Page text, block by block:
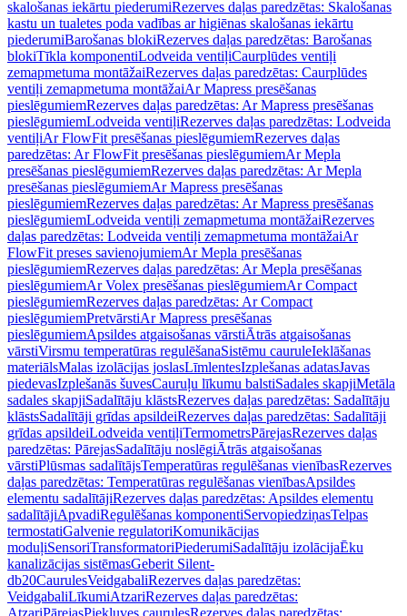
skalošanas iekārtu piederumiRezerves daļas paredzētas: Skalošanas
kastu un tualetes poda vadības ar higiēnas skalošanas iekārtu
piederumiBarošanas blokiRezerves daļas paredzētas: Barošanas
blokiTīkla komponentiLodveida ventiļiCaurplūdes ventiļi
zemapmetuma montāžaiRezerves daļas paredzētas: Caurplūdes
ventiļi zemapmetuma montāžaiAr Mapress presēšanas
pieslēgumiemRezerves daļas paredzētas: Ar Mapress presēšanas
pieslēgumiemLodveida ventiļiRezerves daļas paredzētas: Lodveida
ventiļiAr FlowFit presēšanas pieslēgumiemRezerves daļas
paredzētas: Ar FlowFit presēšanas pieslēgumiemAr Mepla
presēšanas pieslēgumiemRezerves daļas paredzētas: Ar Mepla
presēšanas pieslēgumiemAr Mapress presēšanas
pieslēgumiemRezerves daļas paredzētas: Ar Mapress presēšanas
pieslēgumiemLodveida ventiļi zemapmetuma montāžaiRezerves
daļas paredzētas: Lodveida ventiļi zemapmetuma montāžaiAr
FlowFit preses savienojumiemAr Mepla presēšanas
pieslēgumiemRezerves daļas paredzētas: Ar Mepla presēšanas
pieslēgumiemAr Volex presēšanas pieslēgumiemAr Compact
pieslēgumiemRezerves daļas paredzētas: Ar Compact
pieslēgumiemPretvārstiAr Mapress presēšanas
pieslēgumiemApsildes atgaisošanas vārstiĀtrās atgaisošanas
vārstiVirsmu temperatūras regulēšanaSistēmu cauruleIeklāšanas
materiālsMalas izolācijas joslasLīmlentesIzplešanas adatasJavas
piedevasIzplešanās šuvesCauruļu līkumu balstiSadales skapjiMetāla
sadales skapjiSadalītāju klāstsRezerves daļas paredzētas: Sadalītāju
klāstsSadalītāji grīdas apsildeiRezerves daļas paredzētas: Sadalītāji
grīdas apsildeiLodveida ventiļiTermometrsPārejasRezerves daļas
paredzētas: PārejasSadalītāju noslēgiĀtrās atgaisošanas
vārstiPlūsmas sadalītājsTemperatūras regulēšanas vienībasRezerves
daļas paredzētas: Temperatūras regulēšanas vienībasApsildes
elementu sadalītājiRezerves daļas paredzētas: Apsildes elementu
sadalītājiApvadiRegulēšanas komponentiServopiedziņasTelpas
termostatiGalvenie regulatoriKomunikācijas
moduļiSensoriTransformatoriPiederumiSadalītāju izolācijaĒku
kanalizācijas sistēmasGeberit Silent-
db20CaurulesVeidgabaliRezerves daļas paredzētas:
VeidgabaliLīkumiAtzariRezerves daļas paredzētas:
AtzariPārejasPiekļuves caurulesRezerves daļas paredzētas: